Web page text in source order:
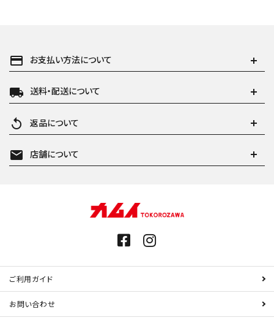
payment お支払い方法について
local_shipping 送料・配送について
replay 返品について
mail 店舗について
ご利用ガイド
お問い合わせ